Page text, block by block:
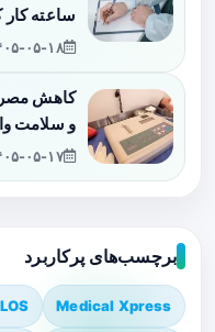
ساعته
۱۴۰۵-۰۵-
کاهش
و سلامت
۱۴۰۵-۰۵-
برچسب‌های پرکاربرد
Medical Xpress